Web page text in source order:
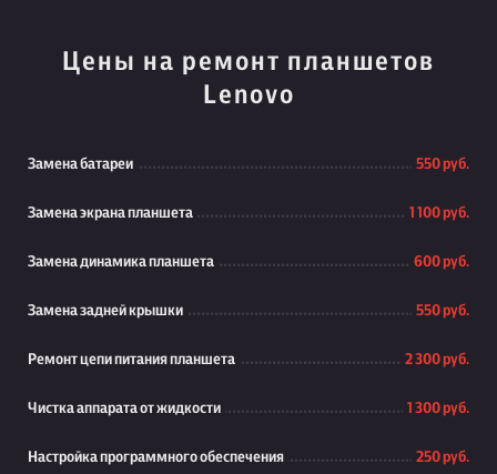
Цены на ремонт планшетов
Lenovo
Замена батареи 550 руб.
Замена экрана планшета 1 100 руб.
Замена динамика планшета 600 руб.
Замена задней крышки 550 руб.
Ремонт цепи питания планшета 2 300 руб.
Чистка аппарата от жидкости 1 300 руб.
Настройка программного обеспечения 250 руб.